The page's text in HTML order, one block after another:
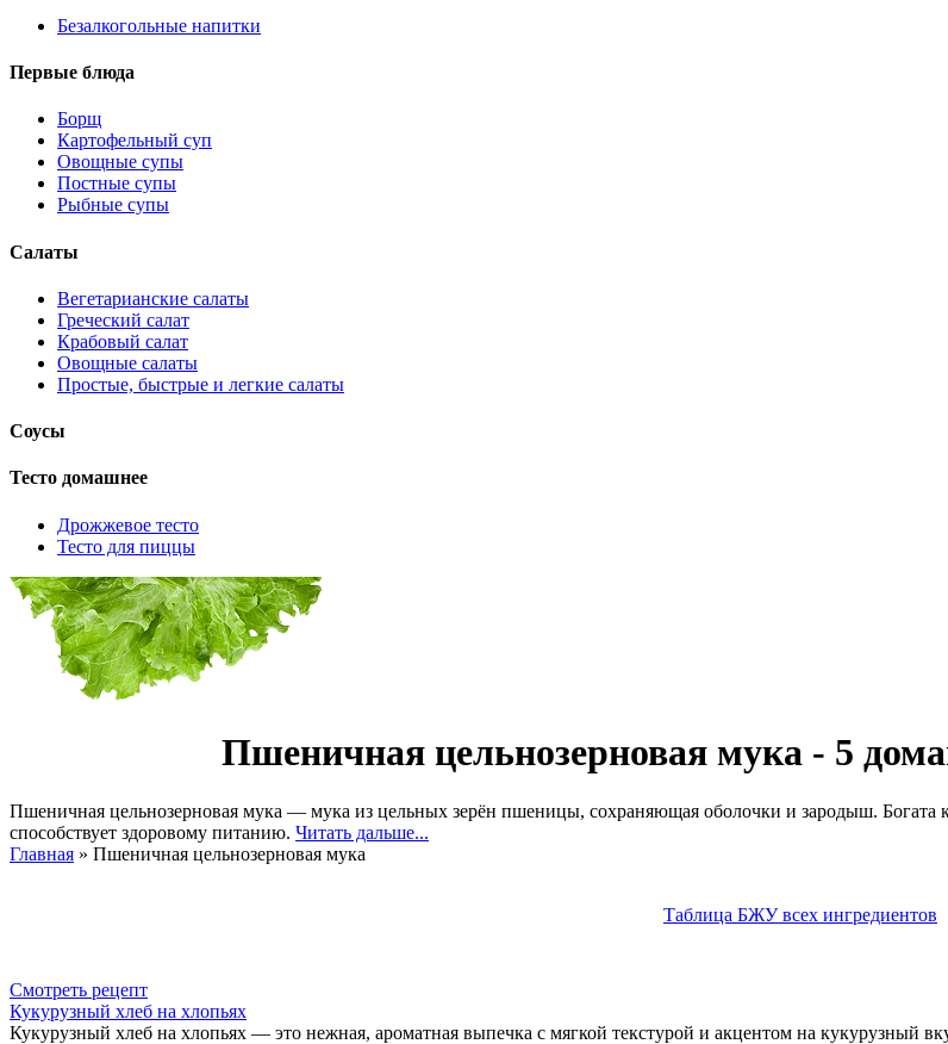
Безалкогольные напитки
Первые блюда
Борщ
Картофельный суп
Овощные супы
Постные супы
Рыбные супы
Салаты
Вегетарианские салаты
Греческий салат
Крабовый салат
Овощные салаты
Простые, быстрые и легкие салаты
Соусы
Тесто домашнее
Дрожжевое тесто
Тесто для пиццы
Пшеничная цельнозерновая мука - 5
Пшеничная цельнозерновая мука — мука из цельных зерён пшеницы, сохраняющая оболочки и зародыш.
способствует здоровому питанию. Читать дальше...
Главная » Пшеничная цельнозерновая мука
Таблица БЖУ всех ингредиентов
Смотреть рецепт
Кукурузный хлеб на хлопьях
Кукурузный хлеб на хлопьях — это нежная, ароматная выпечка с мягкой текстурой и акцентом на кукурузный